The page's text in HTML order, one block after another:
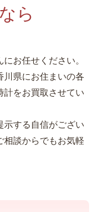
ら
お任せください。
川県にお住まいの各
計をお買取させてい
示する自信がござい
相談からでもお気軽